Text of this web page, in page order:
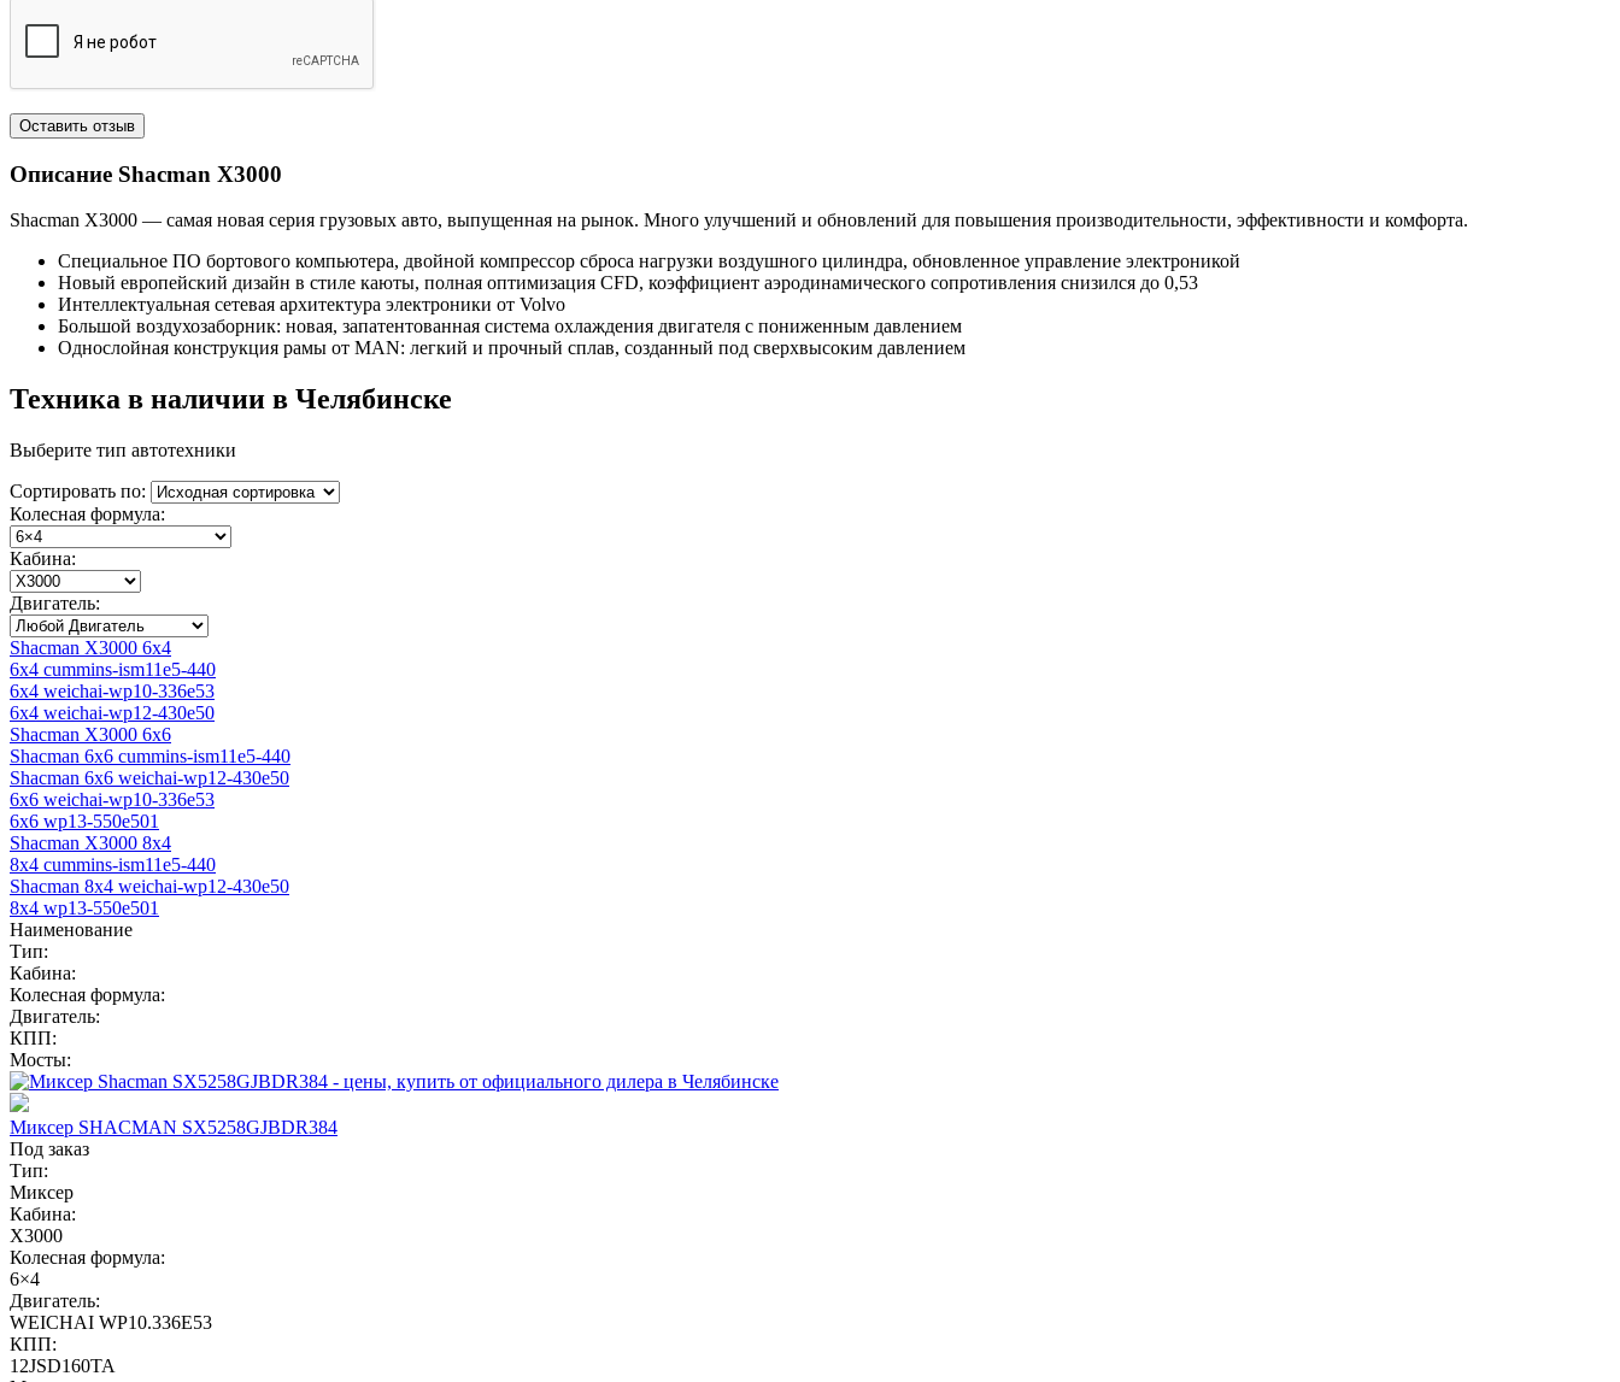
Описание Shacman X3000
Shacman X3000 — самая новая серия грузовых авто, выпущенная на рынок. Много улучшений и обновлений для повышения производительности, эффективности и комфорта.
Специальное ПО бортового компьютера, двойной компрессор сброса нагрузки воздушного цилиндра, обновленное управление электроникой
Новый европейский дизайн в стиле каюты, полная оптимизация CFD, коэффициент аэродинамического сопротивления снизился до 0,53
Интеллектуальная сетевая архитектура электроники от Volvo
Большой воздухозаборник: новая, запатентованная система охлаждения двигателя с пониженным давлением
Однослойная конструкция рамы от MAN: легкий и прочный сплав, созданный под сверхвысоким давлением
Техника в наличии в Челябинске
Выберите тип автотехники
Сортировать по:
Колесная формула:
Кабина:
Двигатель:
Shacman X3000 6x4
6x4 cummins-ism11e5-440
6x4 weichai-wp10-336e53
6x4 weichai-wp12-430e50
Shacman X3000 6x6
Shacman 6x6 cummins-ism11e5-440
Shacman 6x6 weichai-wp12-430e50
6x6 weichai-wp10-336e53
6x6 wp13-550e501
Shacman X3000 8x4
8x4 cummins-ism11e5-440
Shacman 8x4 weichai-wp12-430e50
8x4 wp13-550e501
Наименование
Тип:
Кабина:
Колесная формула:
Двигатель:
КПП:
Мосты:
Миксер SHACMAN SX5258GJBDR384
Под заказ
Тип:
Миксер
Кабина:
X3000
Колесная формула:
6×4
Двигатель:
WEICHAI WP10.336E53
КПП:
12JSD160TA